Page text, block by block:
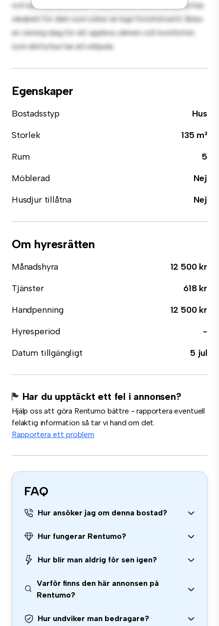
och samhällsfaciliteter. Prisvärt till 12 500 kr är detta hus
idealiskt för dem som söker en lugn förortslivsstil. Boka
en visning idag för att uppleva värmen och komforten
som detta hus har att erbjuda.
Egenskaper
Bostadsstyp
Hus
Storlek
135 m²
Rum
5
Möblerad
Nej
Husdjur tillåtna
Nej
Om hyresrätten
Månadshyra
12 500 kr
Tjänster
618 kr
Handpenning
12 500 kr
Hyresperiod
-
Datum tillgängligt
5 jul
Har du upptäckt ett fel i annonsen?
Hjälp oss att göra Rentumo bättre - rapportera eventuell
felaktig information så tar vi hand om det.
Rapportera ett problem
FAQ
Hur ansöker jag om denna bostad?
Hur fungerar Rentumo?
Hur blir man aldrig för sen igen?
Varför finns den här annonsen på
Rentumo?
Hur undviker man bedragare?